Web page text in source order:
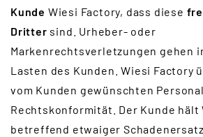
Kunde Wiesi Factory, dass diese
Dritter sind. Urheber- oder
Markenrechtsverletzungen gehen
Lasten des Kunden. Wiesi Factory
vom Kunden gewünschten
Rechtskonformität. Der Kunde hält
betreffend etwaiger